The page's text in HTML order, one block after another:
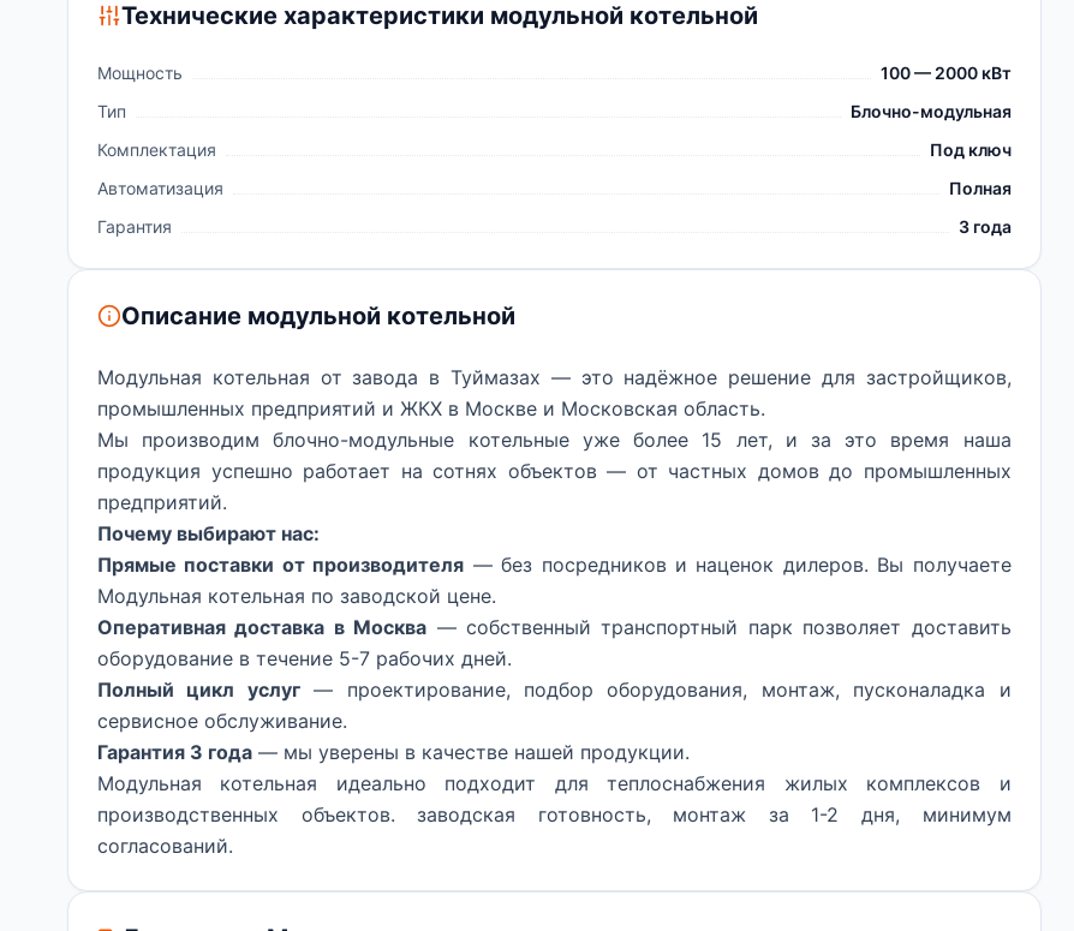
Технические характеристики модульной котельной
Мощность
100 — 2000 кВт
Тип
Блочно-модульная
Комплектация
Под ключ
Автоматизация
Полная
Гарантия
3 года
Описание модульной котельной
Модульная котельная от завода в Туймазах — это надёжное решение для застройщиков,
промышленных предприятий и ЖКХ в Москве и Московская область.
Мы производим блочно-модульные котельные уже более 15 лет, и за это время наша
продукция успешно работает на сотнях объектов — от частных домов до промышленных
предприятий.
Почему выбирают нас:
Прямые поставки от производителя — без посредников и наценок дилеров. Вы получаете
Модульная котельная по заводской цене.
Оперативная доставка в Москва — собственный транспортный парк позволяет доставить
оборудование в течение 5-7 рабочих дней.
Полный цикл услуг— проектирование, подбор оборудования, монтаж, пусконаладка и
сервисное обслуживание.
Гарантия 3 года — мы уверены в качестве нашей продукции.
Модульная котельная идеально подходит для теплоснабжения жилых комплексов и
производственных объектов. заводская готовность, монтаж за 1-2 дня, минимум
согласований.